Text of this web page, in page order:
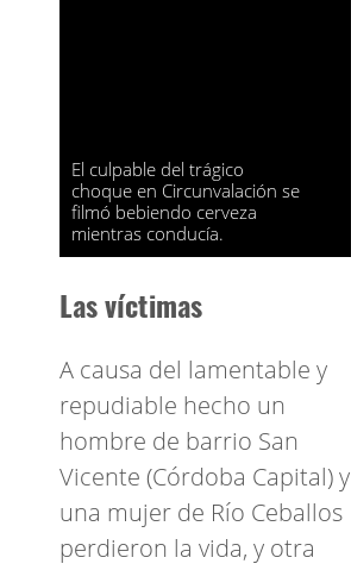
El culpable del trágico
choque en Circunvalación se
filmó bebiendo cerveza
mientras conducía.
Las víctimas
A causa del lamentable y
repudiable hecho un
hombre de barrio San
Vicente (Córdoba Capital) y
una mujer de Río Ceballos
perdieron la vida, y otra